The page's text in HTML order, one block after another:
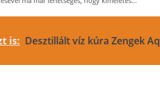
is: Desztillált víz kúra Zengek